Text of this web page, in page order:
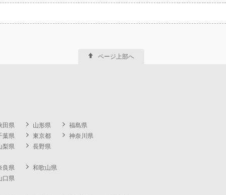
田県 山形県
福島県
葉県 東京都
神奈川県
梨県
長野県
良県
和歌山県
口県
ページ上部へ